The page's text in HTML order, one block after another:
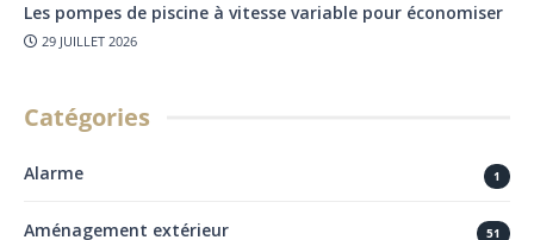
Les pompes de piscine à vitesse variable pour économiser
29 JUILLET 2026
Catégories
Alarme 1
Aménagement extérieur 51